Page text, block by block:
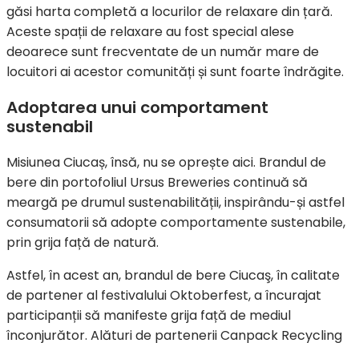
găsi harta completă a locurilor de relaxare din țară.
Aceste spații de relaxare au fost special alese
deoarece sunt frecventate de un număr mare de
locuitori ai acestor comunități și sunt foarte îndrăgite.
Adoptarea unui comportament
sustenabil
Misiunea Ciucaș, însă, nu se oprește aici. Brandul de
bere din portofoliul Ursus Breweries continuă să
meargă pe drumul sustenabilității, inspirându-și astfel
consumatorii să adopte comportamente sustenabile,
prin grija față de natură.
Astfel, în acest an, brandul de bere Ciucaş, în calitate
de partener al festivalului Oktoberfest, a încurajat
participanții să manifeste grija față de mediul
înconjurător. Alături de partenerii Canpack Recycling